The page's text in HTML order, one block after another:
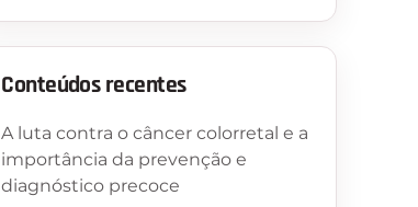
Conteúdos recentes
A luta contra o câncer colorretal e a
importância da prevenção e
diagnóstico precoce